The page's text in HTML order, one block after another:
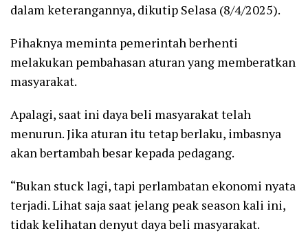
dalam keterangannya, dikutip Selasa (8/4/2025).
Pihaknya meminta pemerintah berhenti
melakukan pembahasan aturan yang memberatkan
masyarakat.
Apalagi, saat ini daya beli masyarakat telah
menurun. Jika aturan itu tetap berlaku, imbasnya
akan bertambah besar kepada pedagang.
“Bukan stuck lagi, tapi perlambatan ekonomi nyata
terjadi. Lihat saja saat jelang peak season kali ini,
tidak kelihatan denyut daya beli masyarakat.